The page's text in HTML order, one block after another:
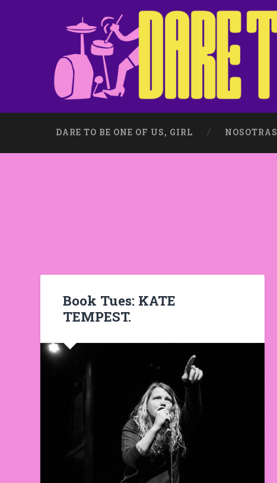
DARE TO BE ONE OF US, GIRL NOSOTRAS
Book Tues: KATE
TEMPEST.